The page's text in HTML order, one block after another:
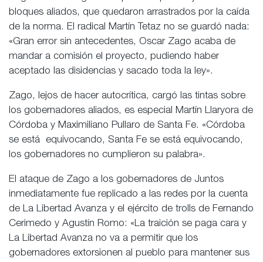
bloques aliados, que quedaron arrastrados por la caída
de la norma. El radical Martín Tetaz no se guardó nada:
«Gran error sin antecedentes, Oscar Zago acaba de
mandar a comisión el proyecto, pudiendo haber
aceptado las disidencias y sacado toda la ley».
Zago, lejos de hacer autocrítica, cargó las tintas sobre
los gobernadores aliados, es especial Martín Llaryora de
Córdoba y Maximiliano Pullaro de Santa Fe. «Córdoba
se está equivocando, Santa Fe se está equivocando,
los gobernadores no cumplieron su palabra».
El ataque de Zago a los gobernadores de Juntos
inmediatamente fue replicado a las redes por la cuenta
de La Libertad Avanza y el ejército de trolls de Fernando
Cerimedo y Agustín Romo: «La traición se paga cara y
La Libertad Avanza no va a permitir que los
gobernadores extorsionen al pueblo para mantener sus